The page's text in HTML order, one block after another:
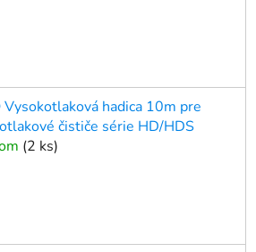
Vysokotlaková hadica 10m pre
čističe série HD/HDS
(2 ks)